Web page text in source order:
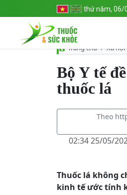
thứ năm, 06/
Trang chủ Xã hội
Bộ Y tế
thuốc lá
Theo
02:34 25/05/
Thuốc lá không
kinh tế ước tính